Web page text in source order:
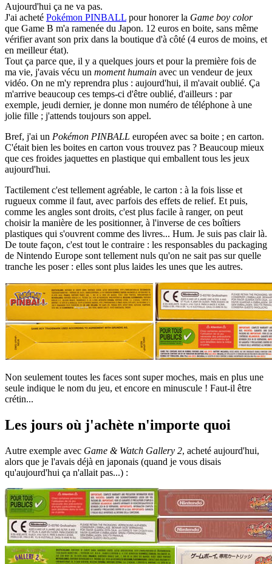
Aujourd'hui ça ne va pas.
J'ai acheté Pokémon PINBALL pour honorer la Game boy color
que Game B m'a ramenée du Japon. 12 euros en boite, sans même
vérifier avant son prix dans la boutique d'à côté (4 euros de moins, et
en meilleur état).
Tout ça parce que, il y a quelques jours et pour la première fois de
ma vie, j'avais vécu un moment humain avec un vendeur de jeux
vidéo. On ne m'y reprendra plus : aujourd'hui, il m'avait oublié. Ça
m'arrive beaucoup ces temps-ci d'être oublié, d'ailleurs : par
exemple, jeudi dernier, je donne mon numéro de téléphone à une
jolie fille ; j'attends toujours son appel.
Bref, j'ai un Pokémon PINBALL européen avec sa boite ; en carton.
C'était bien les boites en carton vous trouvez pas ? Beaucoup mieux
que ces froides jaquettes en plastique qui emballent tous les jeux
aujourd'hui.
Tactilement c'est tellement agréable, le carton : à la fois lisse et
rugueux comme il faut, avec parfois des effets de relief. Et puis,
comme les angles sont droits, c'est plus facile à ranger, on peut
choisir la manière de les positionner, à l'inverse de ces boîtiers
plastiques qui s'ouvrent comme des livres... Hum. Je suis pas clair là.
De toute façon, c'est tout le contraire : les responsables du packaging
de Nintendo Europe sont tellement nuls qu'on ne sait pas sur quelle
tranche les poser : elles sont plus laides les unes que les autres.
Non seulement toutes les faces sont super moches, mais en plus une
seule indique le nom du jeu, et encore en minuscule ! Faut-il être
crétin...
Les jours où j'achète n'importe quoi
Autre exemple avec Game & Watch Gallery 2, acheté aujourd'hui,
alors que je l'avais déjà en japonais (quand je vous disais
qu'aujourd'hui ça n'allait pas...) :